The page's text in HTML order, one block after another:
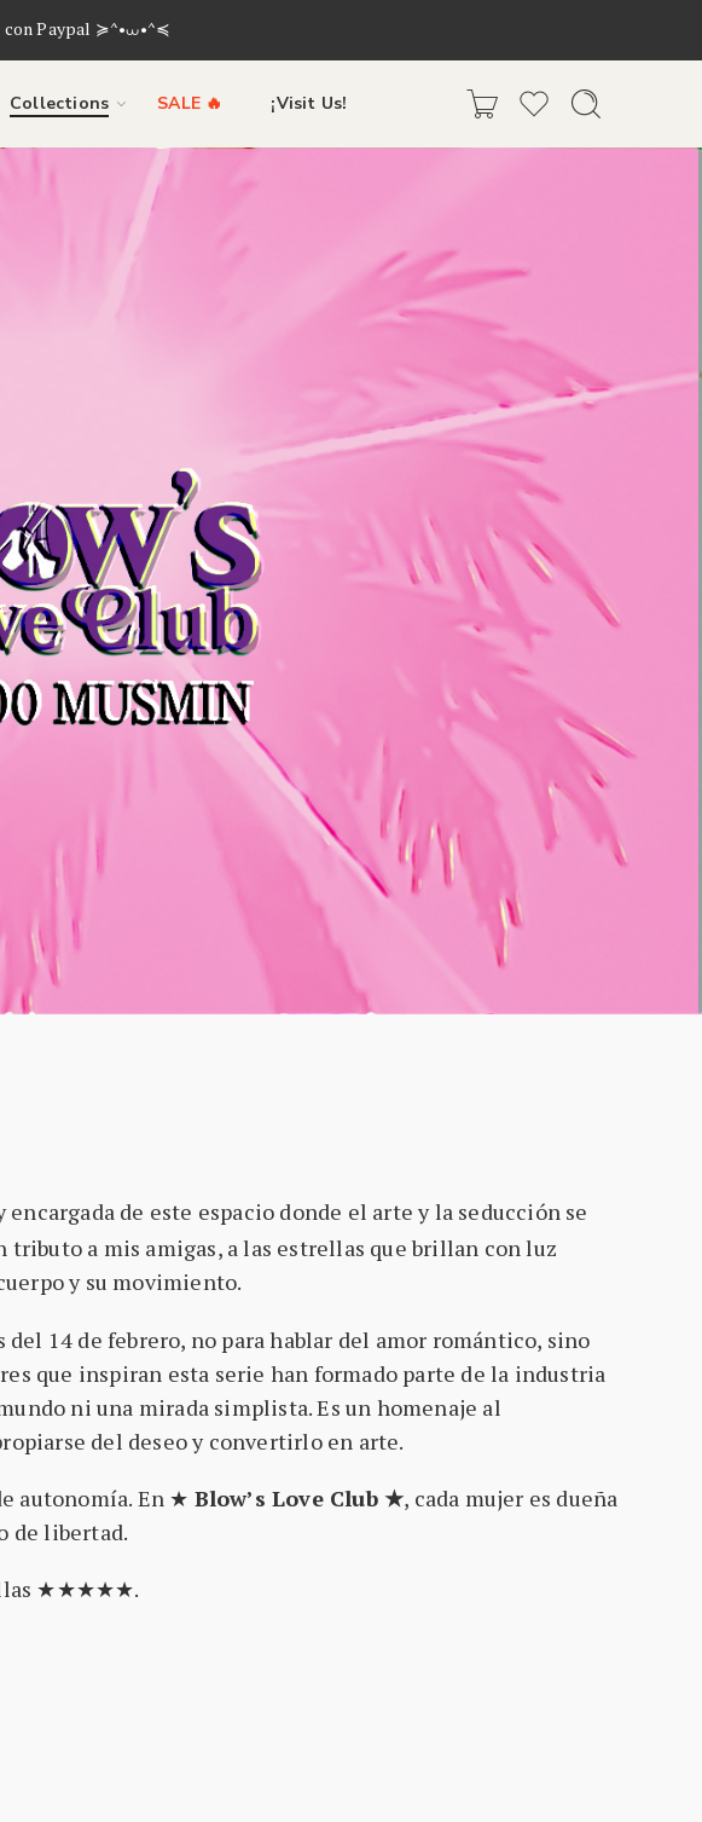
con Paypal ≽^•⩊•^≼
Collections SALE 🔥 ¡Visit Us!
de este espacio donde el arte y la seducción se
tributo a mis amigas, a las estrellas que brillan con luz
y su movimiento.
14 de febrero, no para hablar del amor romántico, sino
que inspiran esta serie han formado parte de la industria
ni una mirada simplista. Es un homenaje al
del deseo y convertirlo en arte.
autonomía. En ★ Blow’s Love Club ★, cada mujer es dueña
de libertad.
★★★★★.